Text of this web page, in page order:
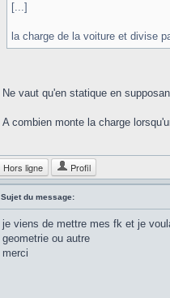
[...]
la charge de la voiture et divise
Ne vaut qu'en statique en
A combien monte la charge
Hors ligne Profil
Sujet du message:
je viens de mettre mes fk et je
geometrie ou autre
merci